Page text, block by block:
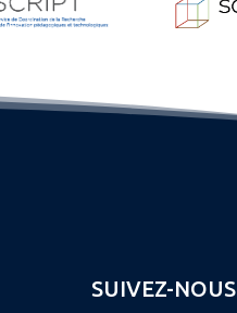
SUIVEZ-NOUS